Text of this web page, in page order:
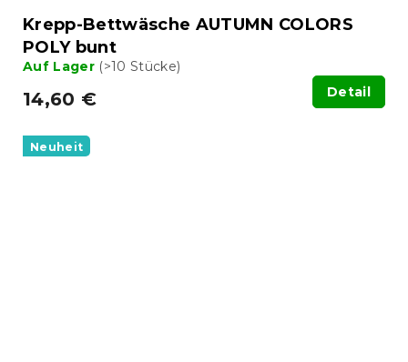
Krepp-Bettwäsche AUTUMN COLORS
POLY bunt
Auf Lager (>10 Stücke)
14,60 € Detail
Neuheit